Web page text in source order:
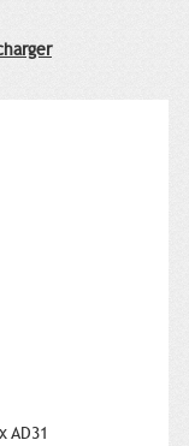
AD31